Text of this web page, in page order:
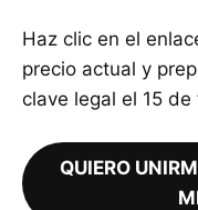
Haz clic en el
precio actual y
clave legal el 15 de
QUIERO